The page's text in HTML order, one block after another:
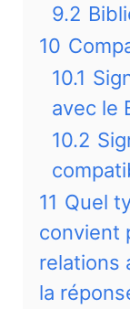
9.2
10
10.1
avec le
10.2
11 Quel
convient
relations
la